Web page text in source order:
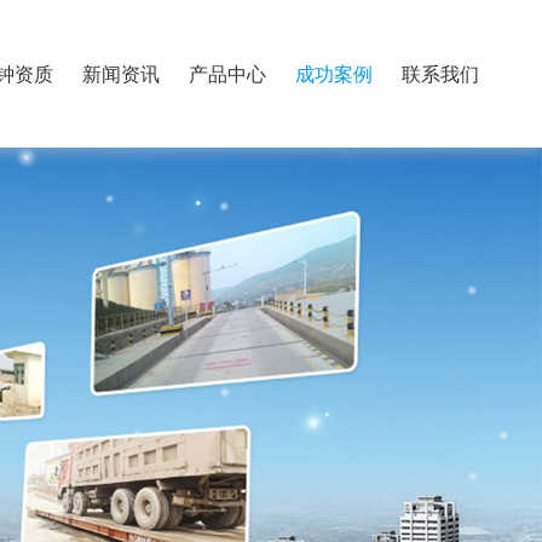
资质 新闻资讯 产品中心 成功案例 联系我们